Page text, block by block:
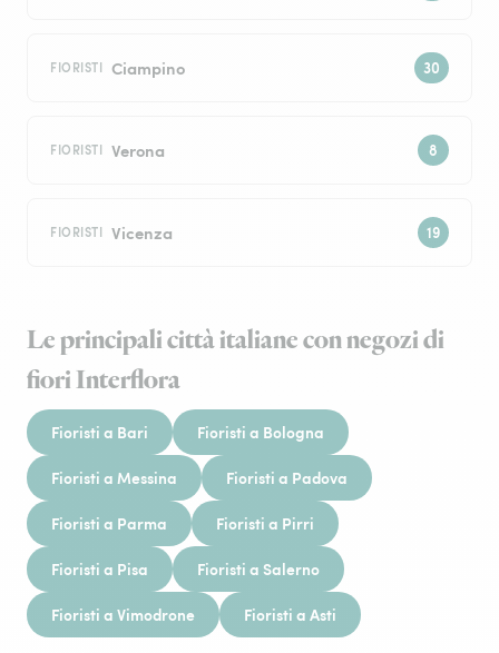
FIORISTI Ciampino
FIORISTI Verona
FIORISTI Vicenza
Le principali città italiane con negozi di
fiori Interflora
Fioristi a Bari Fioristi a Bologna
Fioristi a Messina Fioristi a Padova
Fioristi a Parma Fioristi a Pirri
Fioristi a Pisa Fioristi a Salerno
Fioristi a Vimodrone Fioristi a Asti